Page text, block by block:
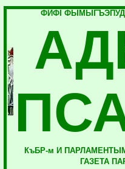
ФИФI
КъБР-м И
ГАЗЕТА